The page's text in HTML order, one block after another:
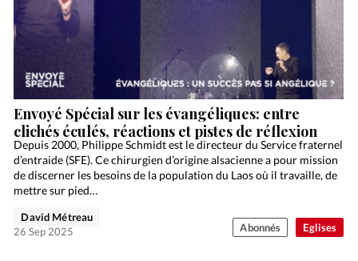
Eglises
Envoyé Spécial sur les évangéliques: entre
clichés éculés, réactions et pistes de réflexion
Depuis 2000, Philippe Schmidt est le directeur du Service fraternel
d’entraide (SFE). Ce chirurgien d’origine alsacienne a pour mission
de discerner les besoins de la population du Laos où il travaille, de
mettre sur pied…
David Métreau
26 Sep 2025
Abonnés